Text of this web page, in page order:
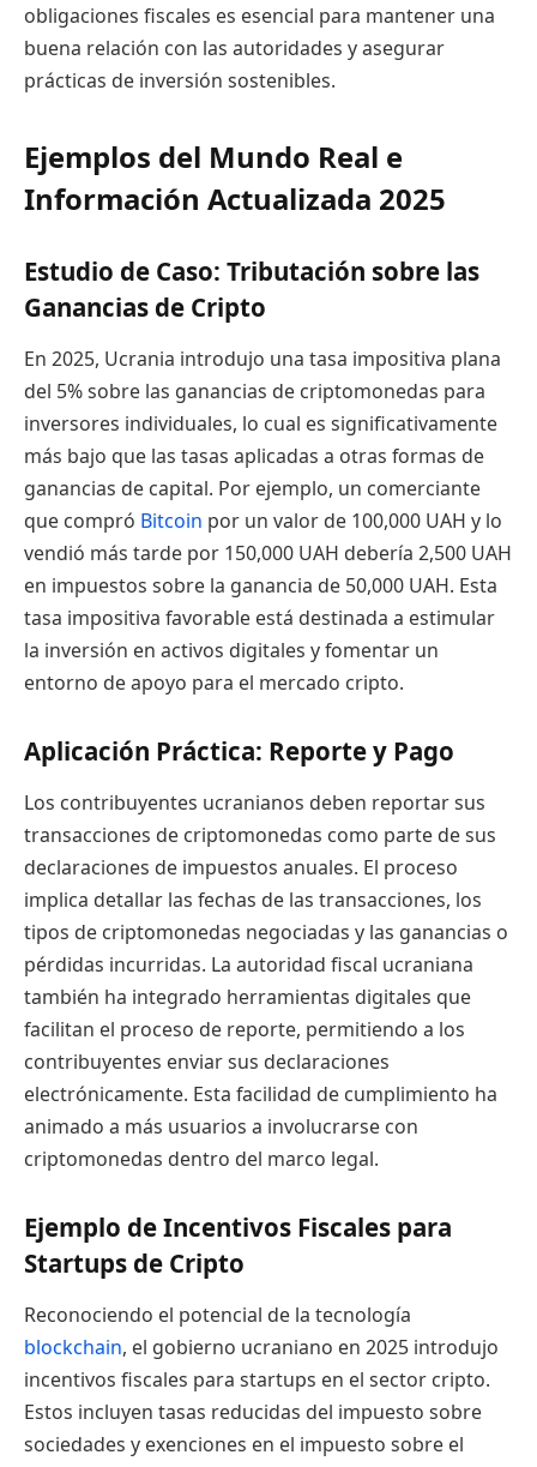
obligaciones fiscales es esencial para mantener una
buena relación con las autoridades y asegurar
prácticas de inversión sostenibles.
Ejemplos del Mundo Real e
Información Actualizada 2025
Estudio de Caso: Tributación sobre las
Ganancias de Cripto
En 2025, Ucrania introdujo una tasa impositiva plana
del 5% sobre las ganancias de criptomonedas para
inversores individuales, lo cual es significativamente
más bajo que las tasas aplicadas a otras formas de
ganancias de capital. Por ejemplo, un comerciante
que compró Bitcoin por un valor de 100,000 UAH y lo
vendió más tarde por 150,000 UAH debería 2,500 UAH
en impuestos sobre la ganancia de 50,000 UAH. Esta
tasa impositiva favorable está destinada a estimular
la inversión en activos digitales y fomentar un
entorno de apoyo para el mercado cripto.
Aplicación Práctica: Reporte y Pago
Los contribuyentes ucranianos deben reportar sus
transacciones de criptomonedas como parte de sus
declaraciones de impuestos anuales. El proceso
implica detallar las fechas de las transacciones, los
tipos de criptomonedas negociadas y las ganancias o
pérdidas incurridas. La autoridad fiscal ucraniana
también ha integrado herramientas digitales que
facilitan el proceso de reporte, permitiendo a los
contribuyentes enviar sus declaraciones
electrónicamente. Esta facilidad de cumplimiento ha
animado a más usuarios a involucrarse con
criptomonedas dentro del marco legal.
Ejemplo de Incentivos Fiscales para
Startups de Cripto
Reconociendo el potencial de la tecnología
blockchain, el gobierno ucraniano en 2025 introdujo
incentivos fiscales para startups en el sector cripto.
Estos incluyen tasas reducidas del impuesto sobre
sociedades y exenciones en el impuesto sobre el